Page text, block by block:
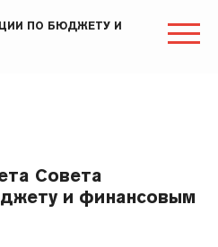
ПО БЮДЖЕТУ И
Совета
и финансовым